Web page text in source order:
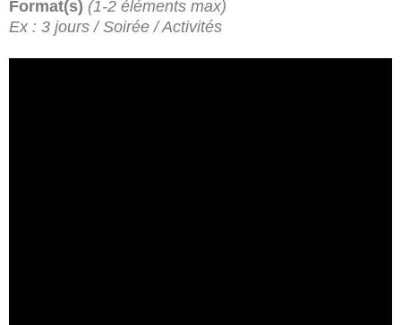
Format(s) (1-2 éléments max)
Ex : 3 jours / Soirée / Activités